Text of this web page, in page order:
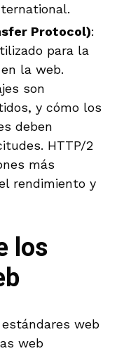
Protocol):
para la
la web.
son
y cómo los
deben
HTTP/2
más
rendimiento y
los
web
web